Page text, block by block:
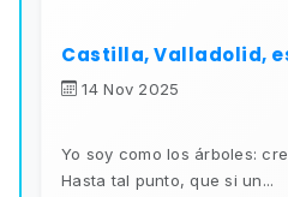
Castilla, Valladolid,
14 Nov 2025
Yo soy como los árboles:
Hasta tal punto, que si un...